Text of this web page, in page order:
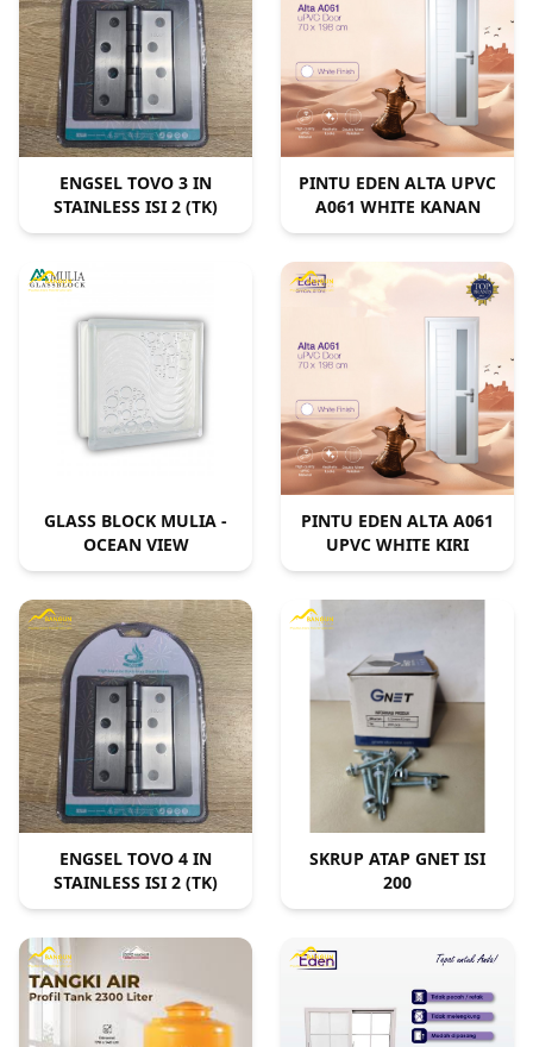
ENGSEL TOVO 3 IN
STAINLESS ISI 2 (TK)
PINTU EDEN ALTA UPVC
A061 WHITE KANAN
GLASS BLOCK MULIA -
OCEAN VIEW
PINTU EDEN ALTA A061
UPVC WHITE KIRI
ENGSEL TOVO 4 IN
STAINLESS ISI 2 (TK)
SKRUP ATAP GNET ISI
200